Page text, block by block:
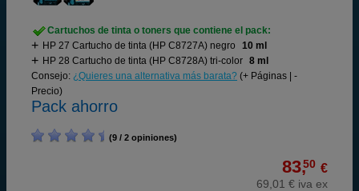
Cartuchos de tinta o toners que contiene el pack:
HP 27 Cartucho de tinta (HP C8727A) negro
10 ml
HP 28 Cartucho de tinta (HP C8728A) tri-color 8 ml
Consejo: ¿Quieres una alternativa más barata? (+ Páginas | -
Precio)
Pack ahorro
(9 / 2 opiniones)
83,50 €
69,01 € iva ex